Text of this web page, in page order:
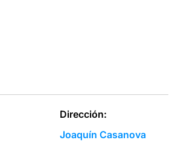
Dirección:
Joaquín Casanova